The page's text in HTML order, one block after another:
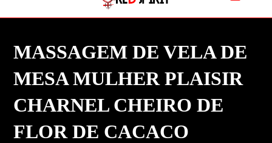
MASSAGEM DE VELA DE
MESA MULHER PLAISIR
CHARNEL CHEIRO DE
FLOR DE CACACO